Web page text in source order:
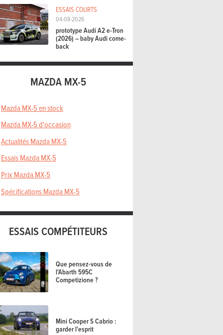
ESSAIS COURTS
04-08-2026
prototype Audi A2 e-Tron
(2026) – baby Audi come-
back
MAZDA MX-5
Mazda MX-5 en stock
Mazda MX-5 d'occasion
Actualités Mazda MX-5
Essais Mazda MX-5
Prix Mazda MX-5
Spécifications Mazda MX-5
ESSAIS COMPÉTITEURS
Que pensez-vous de
l'Abarth 595C
Competizione ?
Mini Cooper S Cabrio :
garder l'esprit